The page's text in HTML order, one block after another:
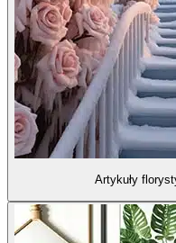
Artykuły